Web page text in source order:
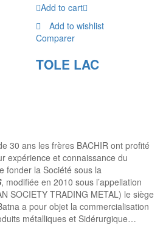
Add to cart
Add to wishlist
Comparer
TOLE LAC
30 ans les frères BACHIR ont profité
expérience et connaissance du
fonder la Société sous la
, modifiée en 2010 sous l’appellation
SOCIETY TRADING METAL) le siège
a pour objet la commercialisation
métalliques et Sidérurgique…